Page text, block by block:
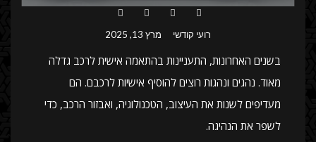
רועי קודשי מרץ 13, 2025
בשנים האחרונות, התעניינות בהתאמה אישית לרכב גדלה
מאוד. נהגים ונהגות רוצים להוסיף אישיות לרכבם. הם
מעדיפים לשנות את העיצוב, הטכנולוגיה, ואבזור הרכב, כדי
לשפר את הנהיגה.